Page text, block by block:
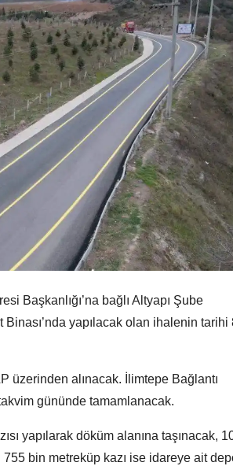
Başkanlığı’na bağlı Altyapı Şube
yapılacak olan ihalenin tarihi
üzerinden alınacak. İlimtepe Bağlantı
gününde tamamlanacak.
yapılarak döküm alanına taşınacak,
bin metreküp kazı ise idareye ait